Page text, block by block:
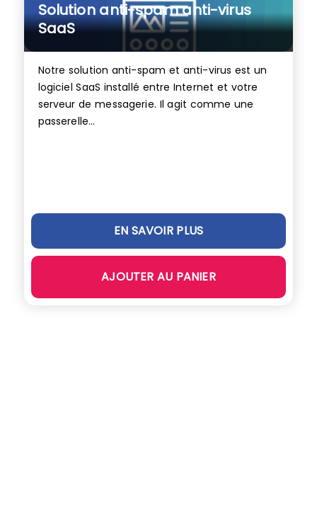
Solution anti-spam anti-virus
SaaS
Notre solution anti-spam et anti-virus est un
logiciel SaaS installé entre Internet et votre
serveur de messagerie. Il agit comme une
passerelle...
EN SAVOIR PLUS
AJOUTER AU PANIER